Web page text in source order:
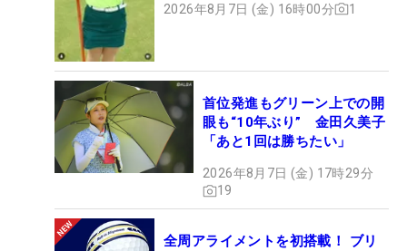
2026年8月7日 (金) 16時00分 1
首位発進もグリーン上での開
眼も“10年ぶり” 金田久美子
「あと1回は勝ちたい」
2026年8月7日 (金) 17時29分
19
全周アライメントを初搭載！ ブリ